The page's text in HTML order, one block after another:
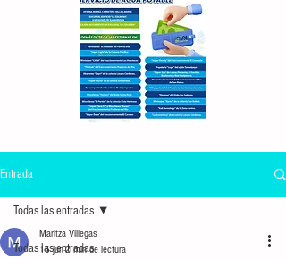
Entrada
Todas las entradas
Todas las entradas
Maritza Villegas
16 jun2 min de lectura